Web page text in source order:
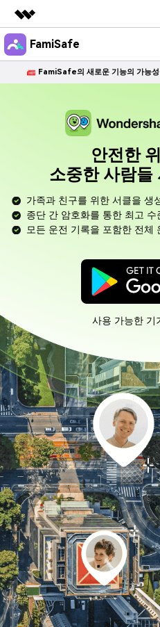
주요 제품
AIGC 크리에이티비티
플랜 및 가격
도움말 센터
FamiSafe
프로그램
FamiSafe
자녀의 디지털 생활 보호
무료
학교와 학부모 연계하기
무료
Geonection
위치 추적과 위치 공유하기
무료
콘텐츠 안전
위치 서비스
관련 주제
FamiSafe 가이드
리뷰
앱 보기
FamiSafe의 새로운 기능의 가능
안전한
소중한 사람들
가족과 친구를 위한 서클을 생
종단 간 암호화를 통한 최고
모든 운전 기록을 포함한 전체
사용 가능한 기